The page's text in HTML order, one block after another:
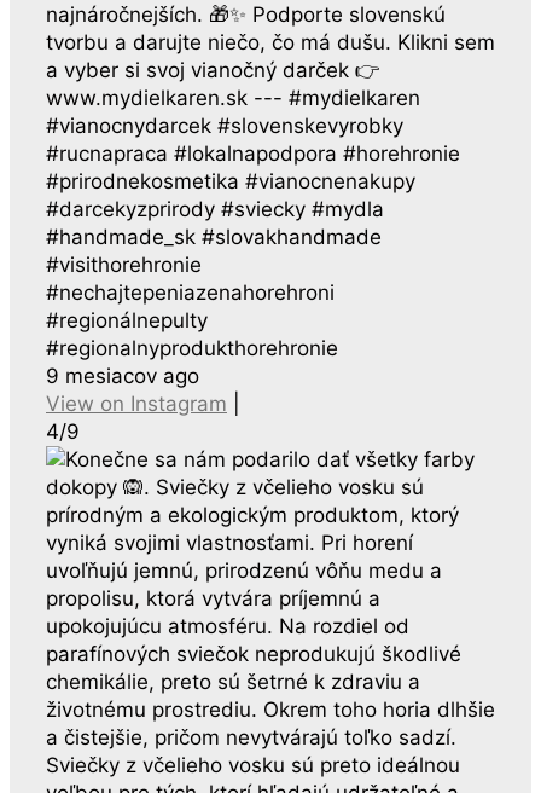
najnáročnejších. 🎁✨ Podporte slovenskú
tvorbu a darujte niečo, čo má dušu. Klikni sem
a vyber si svoj vianočný darček 👉
www.mydielkaren.sk --- #mydielkaren
#vianocnydarcek #slovenskevyrobky
#rucnapraca #lokalnapodpora #horehronie
#prirodnekosmetika #vianocnenakupy
#darcekyzprirody #sviecky #mydla
#handmade_sk #slovakhandmade
#visithorehronie
#nechajtepeniazenahorehroni
#regionálnepulty
#regionalnyprodukthorehronie
9 mesiacov ago
View on Instagram
4/9